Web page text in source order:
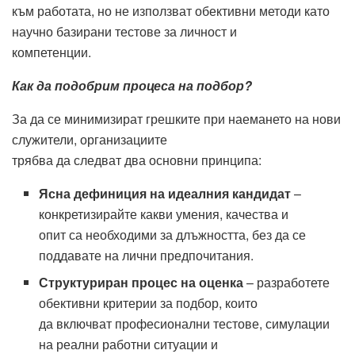
към работата, но не използват обективни методи като
научно базирани тестове за личност и
компетенции.
Как да подобрим процеса на подбор?
За да се минимизират грешките при наемането на нови
служители, организациите
трябва да следват два основни принципа:
Ясна дефиниция на идеалния кандидат–
конкретизирайте какви умения, качества и
опит са необходими за длъжността, без да се
поддавате на лични предпочитания.
Структуриран процес на оценка– разработете
обективни критерии за подбор, които
да включват професионални тестове, симулации
на реални работни ситуации и